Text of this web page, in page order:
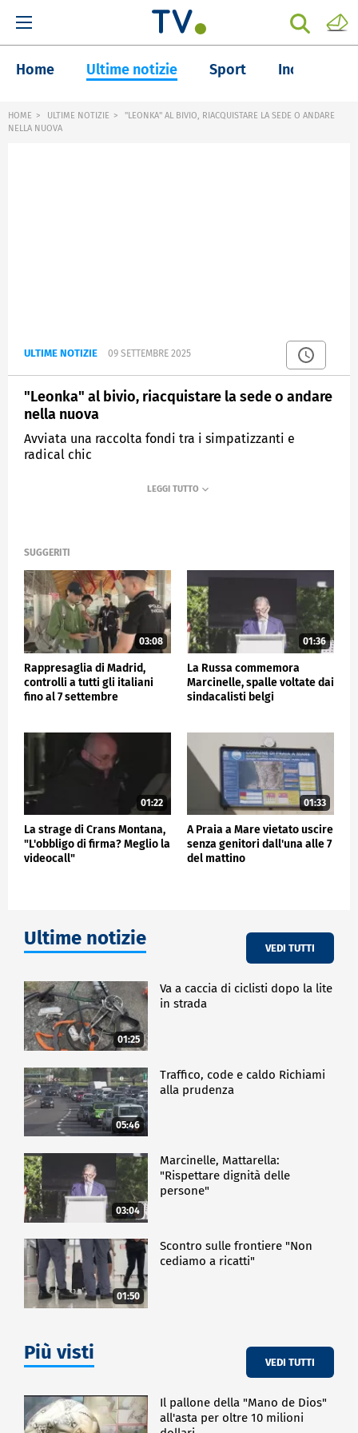
Home Ultime notizie Sport Inchieste
HOME ULTIME NOTIZIE
"LEONKA" AL BIVIO, RIACQUISTARE LA SEDE O ANDARE
NELLA NUOVA
ULTIME NOTIZIE 09 SETTEMBRE 2025
"Leonka" al bivio, riacquistare la sede o andare
nella nuova
Avviata una raccolta fondi tra i simpatizzanti e
radical chic
SUGGERITI
03:08
Rappresaglia di Madrid,
controlli a tutti gli italiani
fino al 7 settembre
01:36
La Russa commemora
Marcinelle, spalle voltate dai
sindacalisti belgi
01:22
La strage di Crans Montana,
"L'obbligo di firma? Meglio la
videocall"
01:33
A Praia a Mare vietato uscire
senza genitori dall'una alle 7
del mattino
Ultime notizie VEDI TUTTI
01:25
Va a caccia di ciclisti dopo la lite
in strada
05:46
Traffico, code e caldo Richiami
alla prudenza
03:04
Marcinelle, Mattarella:
"Rispettare dignità delle
persone"
01:50
Scontro sulle frontiere "Non
cediamo a ricatti"
Più visti VEDI TUTTI
Il pallone della "Mano de Dios"
all'asta per oltre 10 milioni